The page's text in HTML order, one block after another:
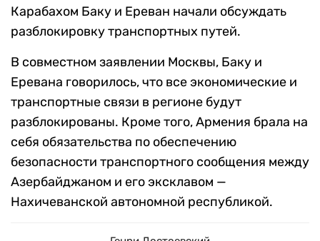
Карабахом Баку и Ереван начали обсуждать
разблокировку транспортных путей.
В совместном заявлении Москвы, Баку и
Еревана говорилось, что все экономические и
транспортные связи в регионе будут
разблокированы. Кроме того, Армения брала на
себя обязательства по обеспечению
безопасности транспортного сообщения между
Азербайджаном и его эксклавом —
Нахичеванской автономной республикой.